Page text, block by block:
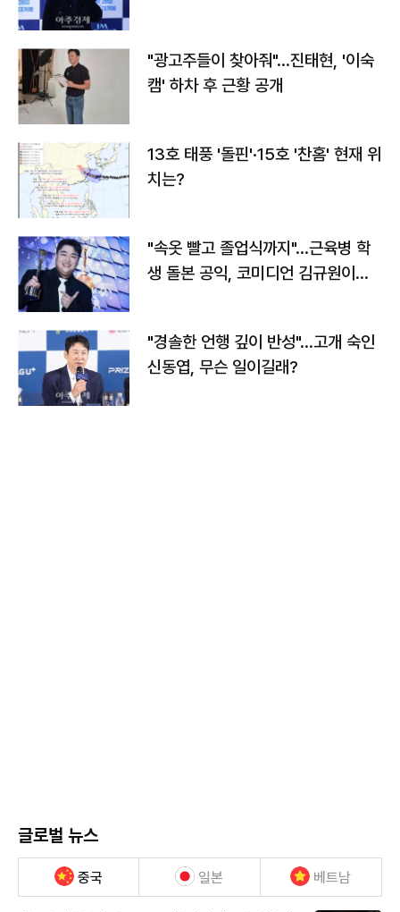
"광고주들이 찾아줘"…진태현, '이숙
캠' 하차 후 근황 공개
13호 태풍 '돌핀'·15호 '찬홈' 현재 위
치는?
"속옷 빨고 졸업식까지"…근육병 학
생 돌본 공익, 코미디언 김규원이었
"경솔한 언행 깊이 반성"…고개 숙인
신동엽, 무슨 일이길래?
글로벌 뉴스
중국 일본 베트남